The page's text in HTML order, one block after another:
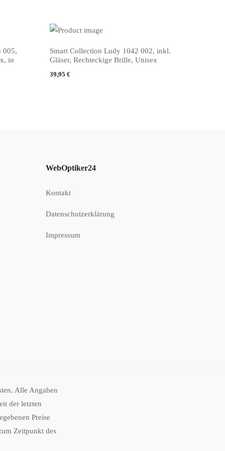
005,
in
PRODUKT KAUFEN
Smart Collection Ludy 1042 002, inkl.
Gläser, Rechteckige Brille, Unisex
39,95 €
WebOptiker24
Kontakt
Datenschutzerklärung
Impressum
Alle Angaben
der letzten
Preise
Zeitpunkt des